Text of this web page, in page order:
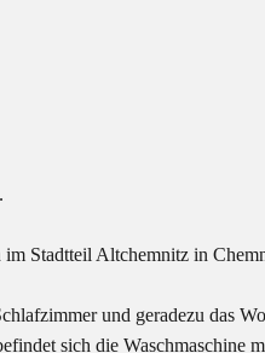
im Stadtteil Altchemnitz in
und geradezu das
sich die Waschmaschine